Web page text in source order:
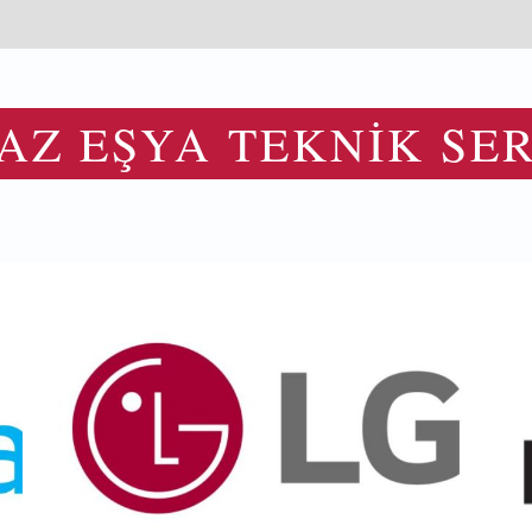
EŞYA TEKNİK